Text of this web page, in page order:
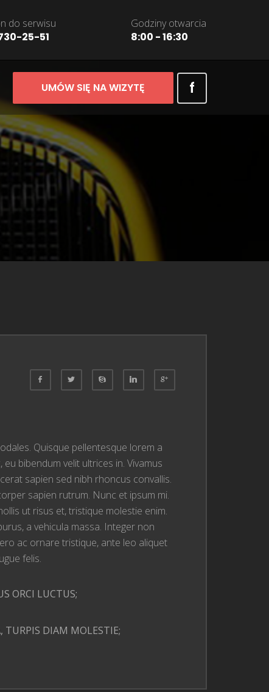
do serwisu
25-51
Godziny otwarcia
8:00 - 16:30
UMÓW SIĘ NA WIZYTĘ f
Quisque pellentesque lorem a
bibendum velit ultrices in. Vivamus
sapien sed nibh rhoncus convallis.
sapien rutrum. Nunc et ipsum mi.
ut risus et, tristique molestie enim.
a vehicula massa. Integer non
ac ornare tristique, ante leo aliquet
felis.
ORCI LUCTUS;
TURPIS DIAM MOLESTIE;